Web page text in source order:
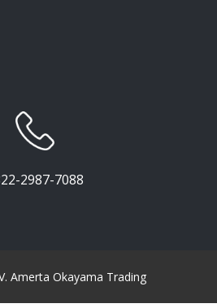
2987-7088
Amerta Okayama Trading